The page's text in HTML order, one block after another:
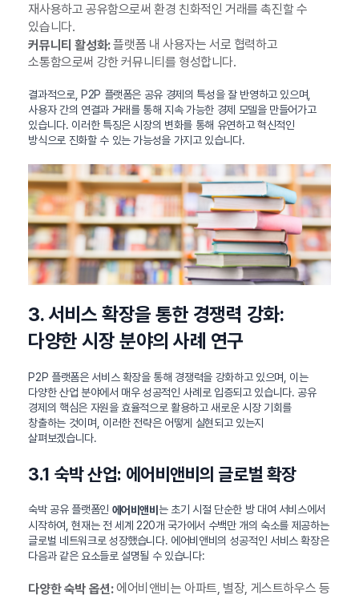
재사용하고 공유함으로써 환경 친화적인 거래를 촉진할 수
있습니다.
커뮤니티 활성화:플랫폼 내 사용자는 서로 협력하고
소통함으로써 강한 커뮤니티를 형성합니다.
결과적으로, P2P 플랫폼은 공유 경제의 특성을 잘 반영하고 있으며,
사용자 간의 연결과 거래를 통해 지속 가능한 경제 모델을 만들어가고
있습니다. 이러한 특징은 시장의 변화를 통해 유연하고 혁신적인
방식으로 진화할 수 있는 가능성을 가지고 있습니다.
3. 서비스 확장을 통한 경쟁력 강화:
다양한 시장 분야의 사례 연구
P2P 플랫폼은 서비스 확장을 통해 경쟁력을 강화하고 있으며, 이는
다양한 산업 분야에서 매우 성공적인 사례로 입증되고 있습니다. 공유
경제의 핵심은 자원을 효율적으로 활용하고 새로운 시장 기회를
창출하는 것이며, 이러한 전략은 어떻게 실현되고 있는지
살펴보겠습니다.
3.1 숙박 산업: 에어비앤비의 글로벌 확장
숙박 공유 플랫폼인 에어비앤비 는 초기 시절 단순한 방 대여 서비스에서
시작하여, 현재는 전 세계 220개 국가에서 수백만 개의 숙소를 제공하는
글로벌 네트워크로 성장했습니다. 에어비앤비의 성공적인 서비스 확장은
다음과 같은 요소들로 설명될 수 있습니다:
다양한 숙박 옵션:에어비앤비는 아파트, 별장, 게스트하우스 등